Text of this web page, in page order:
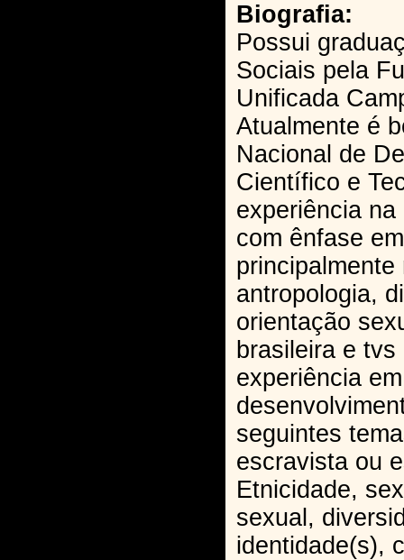
Biografia:
Possui
Sociais pela
Unificada
Atualmente é
Nacional de
Científico e
experiência
com ênfase
antropologia,
orientação
brasileira e
experiência
seguintes
escravista ou
Etnicidade,
sexual,
identidade(s),